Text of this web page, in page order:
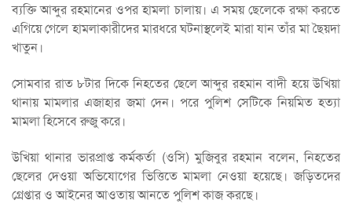
ব্যক্তি আব্দুর রহমানের ওপর হামলা চালায়। এ সময় ছেলেকে রক্ষা করতে
এগিয়ে গেলে হামলাকারীদের মারধরে ঘটনাস্থলেই মারা যান তাঁর মা ছৈয়দা
খাতুন।
সোমবার রাত ৮টার দিকে নিহতের ছেলে আব্দুর রহমান বাদী হয়ে উখিয়া
থানায় মামলার এজাহার জমা দেন। পরে পুলিশ সেটিকে নিয়মিত হত্যা
মামলা হিসেবে রুজু করে।
উখিয়া থানার ভারপ্রাপ্ত কর্মকর্তা (ওসি) মুজিবুর রহমান বলেন, নিহতের
ছেলের দেওয়া অভিযোগের ভিত্তিতে মামলা নেওয়া হয়েছে। জড়িতদের
গ্রেপ্তার ও আইনের আওতায় আনতে পুলিশ কাজ করছে।